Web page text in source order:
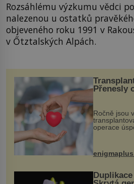
Rozsáhlému výzkumu vědci
nalezenou u ostatků
objeveného roku 1991 v
v Őtztalských Alpách.
Přenesly
Ročně jsou
operace